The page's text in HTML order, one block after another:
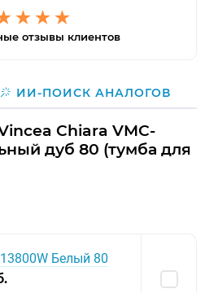
отзывы клиентов
ИИ-ПОИСК АНАЛОГОВ
Chiara VMC-
дуб 80 (тумба для
Белый 80